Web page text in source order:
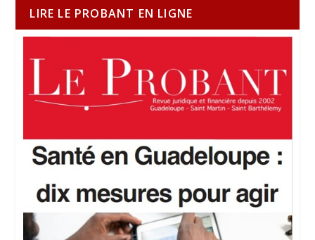
LIRE LE PROBANT EN LIGNE